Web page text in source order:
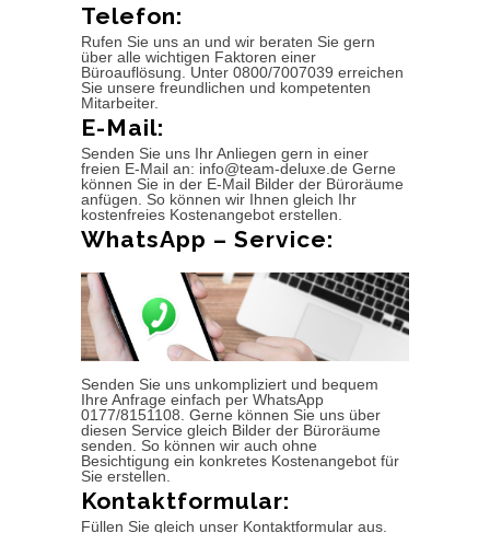
Telefon:
Rufen Sie uns an und wir beraten Sie gern
über alle wichtigen Faktoren einer
Büroauflösung. Unter 0800/7007039 erreichen
Sie unsere freundlichen und kompetenten
Mitarbeiter.
E-Mail:
Senden Sie uns Ihr Anliegen gern in einer
freien E-Mail an: info@team-deluxe.de Gerne
können Sie in der E-Mail Bilder der Büroräume
anfügen. So können wir Ihnen gleich Ihr
kostenfreies Kostenangebot erstellen.
WhatsApp – Service:
Senden Sie uns unkompliziert und bequem
Ihre Anfrage einfach per WhatsApp
0177/8151108. Gerne können Sie uns über
diesen Service gleich Bilder der Büroräume
senden. So können wir auch ohne
Besichtigung ein konkretes Kostenangebot für
Sie erstellen.
Kontaktformular:
Füllen Sie gleich unser Kontaktformular aus.